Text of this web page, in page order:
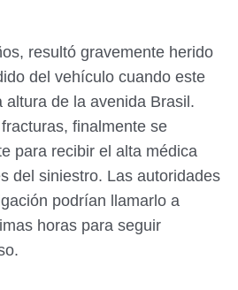
resultó gravemente herido
del vehículo cuando este
altura de la avenida Brasil.
finalmente se
para recibir el alta médica
del siniestro. Las autoridades
podrían llamarlo a
horas para seguir